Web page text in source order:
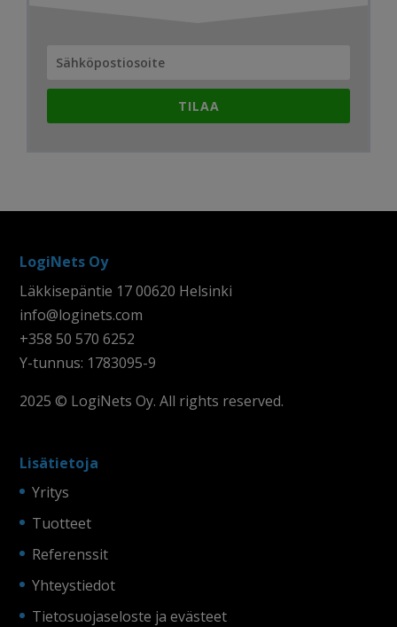
TILAA
LogiNets Oy
Läkkisepäntie 17 00620 Helsinki
info@loginets.com
+358 50 570 6252
Y-tunnus: 1783095-9
2025 © LogiNets Oy. All rights reserved.
Lisätietoja
Yritys
Tuotteet
Referenssit
Yhteystiedot
Tietosuojaseloste ja evästeet